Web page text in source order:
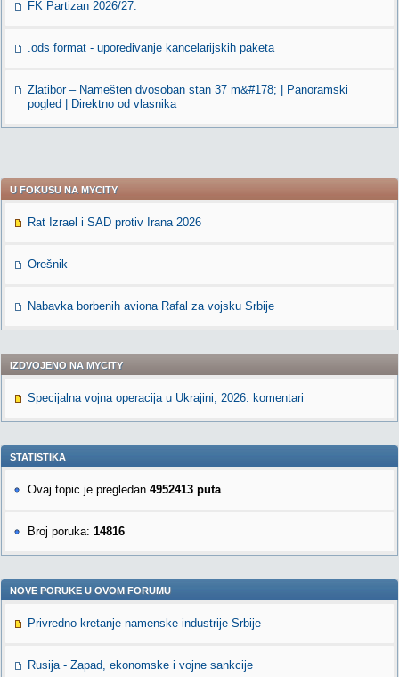
FK Partizan 2026/27.
.ods format - upoređivanje kancelarijskih paketa
Zlatibor – Namešten dvosoban stan 37 m&#178; | Panoramski
pogled | Direktno od vlasnika
U FOKUSU NA MYCITY
Rat Izrael i SAD protiv Irana 2026
Orešnik
Nabavka borbenih aviona Rafal za vojsku Srbije
IZDVOJENO NA MYCITY
Specijalna vojna operacija u Ukrajini, 2026. komentari
STATISTIKA
Ovaj topic je pregledan 4952413 puta
Broj poruka: 14816
NOVE PORUKE U OVOM FORUMU
Privredno kretanje namenske industrije Srbije
Rusija - Zapad, ekonomske i vojne sankcije